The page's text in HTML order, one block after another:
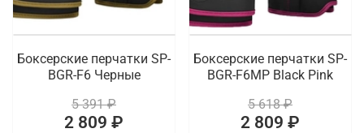
Боксерские перчатки SP-
BGR-F6 Черные
5 391 ₽
2 809 ₽
Боксерские перчатки SP-
BGR-F6MP Black Pink
5 618 ₽
2 809 ₽